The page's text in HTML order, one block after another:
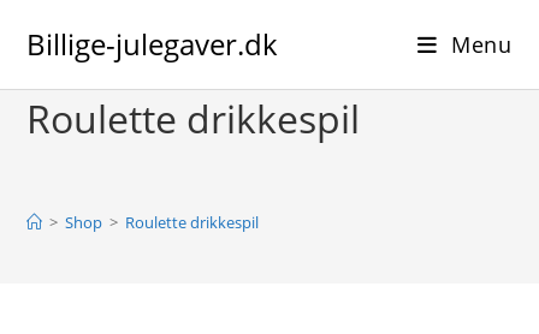
Billige-julegaver.dk Menu
Roulette drikkespil
> Shop > Roulette drikkespil